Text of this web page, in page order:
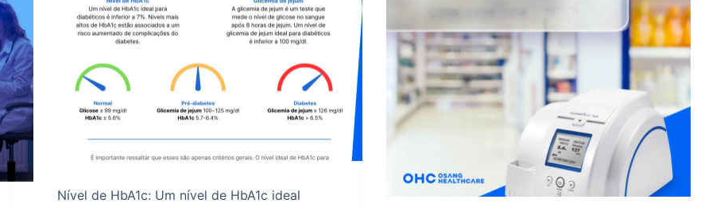
Nível de HbA1c: Um nível de HbA1c ideal